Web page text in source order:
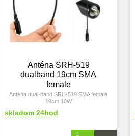
Anténa SRH-519
dualband 19cm SMA
female
Anténa dual-band SRH-519 SMA female
19cm 10W
skladom 24hod